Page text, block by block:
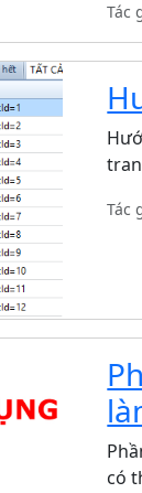
Tác
Tác
có